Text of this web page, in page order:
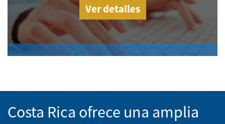
Ver detalles
Costa Rica ofrece una amplia